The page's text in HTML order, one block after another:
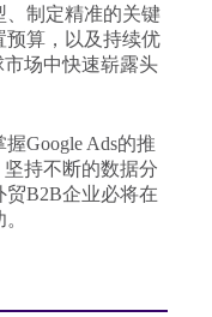
、制定精准的关键
预算，以及持续优
场中快速崭露头
Google Ads的推
持不断的数据分
B2B企业必将在